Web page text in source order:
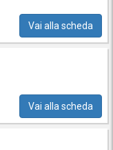
Vai alla scheda
Vai alla scheda